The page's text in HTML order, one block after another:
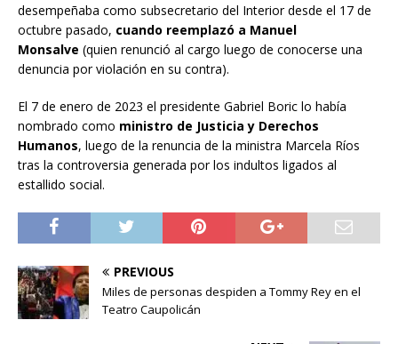
desempeñaba como subsecretario del Interior desde el 17 de
octubre pasado, cuando reemplazó a Manuel
Monsalve (quien renunció al cargo luego de conocerse una
denuncia por violación en su contra).
El 7 de enero de 2023 el presidente Gabriel Boric lo había
nombrado como ministro de Justicia y Derechos
Humanos, luego de la renuncia de la ministra Marcela Ríos
tras la controversia generada por los indultos ligados al
estallido social.
PREVIOUS
Miles de personas despiden a Tommy Rey en el
Teatro Caupolicán